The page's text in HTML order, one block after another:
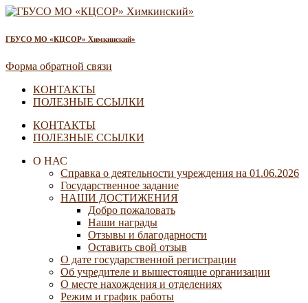
ГБУСО МО «КЦСОР» Химкинский»
Форма обратной связи
КОНТАКТЫ
ПОЛЕЗНЫЕ ССЫЛКИ
КОНТАКТЫ
ПОЛЕЗНЫЕ ССЫЛКИ
О НАС
Справка о деятельности учреждения на 01.06.2026
Государственное задание
НАШИ ДОСТИЖЕНИЯ
Добро пожаловать
Наши награды
Отзывы и благодарности
Оставить свой отзыв
О дате государственной регистрации
Об учредителе и вышестоящие организации
О месте нахождения и отделениях
Режим и график работы